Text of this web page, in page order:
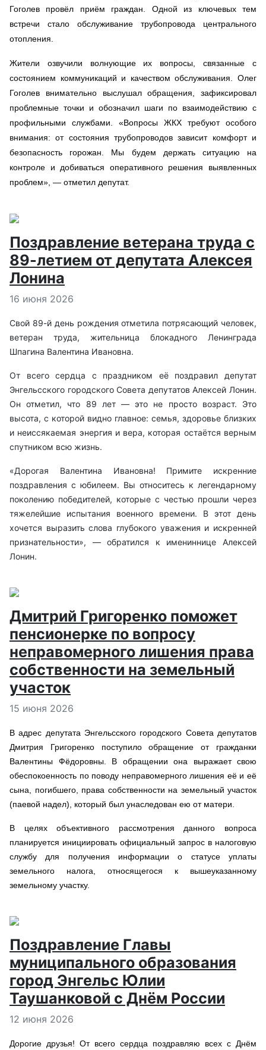
Гоголев провёл приём граждан. Одной из ключевых тем
встречи стало обслуживание трубопровода центрального
отопления.
Жители озвучили волнующие их вопросы, связанные с
состоянием коммуникаций и качеством обслуживания. Олег
Гоголев внимательно выслушал обращения, зафиксировал
проблемные точки и обозначил шаги по взаимодействию с
профильными службами. «Вопросы ЖКХ требуют особого
внимания: от состояния трубопроводов зависит комфорт и
безопасность горожан. Мы будем держать ситуацию на
контроле и добиваться оперативного решения выявленных
проблем», — отметил депутат.
Поздравление ветерана труда с
89-летием от депутата Алексея
Лонина
Информация о материале
16 июня 2026
Свой 89-й день рождения отметила потрясающий человек,
ветеран труда, жительница блокадного Ленинграда
Шпагина Валентина Ивановна.
От всего сердца с праздником её поздравил депутат
Энгельсского городского Совета депутатов Алексей Лонин.
Он отметил, что 89 лет — это не просто возраст. Это
высота, с которой видно главное: семья, здоровье близких
и неиссякаемая энергия и вера, которая остаётся верным
спутником всю жизнь.
«Дорогая Валентина Ивановна! Примите искренние
поздравления с юбилеем. Вы относитесь к легендарному
поколению победителей, которые с честью прошли через
тяжелейшие испытания военного времени. В этот день
хочется выразить слова глубокого уважения и искренней
признательности», — обратился к имениннице Алексей
Лонин.
Дмитрий Григоренко поможет
пенсионерке по вопросу
неправомерного лишения права
собственности на земельный
участок
Информация о материале
15 июня 2026
В адрес депутата Энгельсского городского Совета депутатов
Дмитрия Григоренко поступило обращение от гражданки
Валентины Фёдоровны. В обращении она выражает свою
обеспокоенность по поводу неправомерного лишения её и её
сына, погибшего, права собственности на земельный участок
(паевой надел), который был унаследован ею от матери.
В целях объективного рассмотрения данного вопроса
планируется инициировать официальный запрос в налоговую
службу для получения информации о статусе уплаты
земельного налога, относящегося к вышеуказанному
земельному участку.
Поздравление Главы
муниципального образования
город Энгельс Юлии
Таушанковой с Днём России
Информация о материале
12 июня 2026
Дорогие друзья! От всего сердца поздравляю всех с Днём